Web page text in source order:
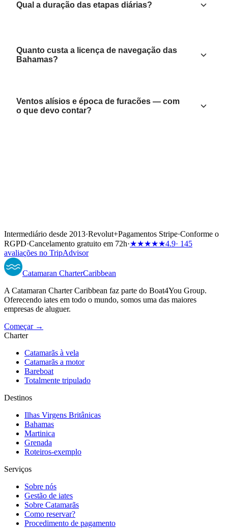
Qual a duração das etapas diárias?
Quanto custa a licença de navegação das
Bahamas?
Ventos alísios e época de furacões — com
o que devo contar?
Intermediário desde 2013·Revolut+Pagamentos Stripe·Conforme o
RGPD·Cancelamento gratuito em 72h·★★★★★4.9· 145
avaliações no TripAdvisor
Catamaran CharterCaribbean
A Catamaran Charter Caribbean faz parte do Boat4You Group.
Oferecendo iates em todo o mundo, somos uma das maiores
empresas de aluguer.
Começar →
Charter
Catamarãs à vela
Catamarãs a motor
Bareboat
Totalmente tripulado
Destinos
Ilhas Virgens Britânicas
Bahamas
Martinica
Grenada
Roteiros-exemplo
Serviços
Sobre nós
Gestão de iates
Sobre Catamarãs
Como reservar?
Procedimento de pagamento